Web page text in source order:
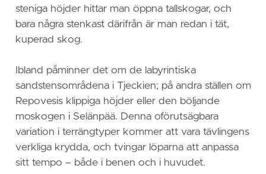
steniga höjder hittar man öppna tallskogar, och
bara några stenkast därifrån är man redan i tät,
kuperad skog.
Ibland påminner det om de labyrintiska
sandstensområdena i Tjeckien; på andra ställen om
Repovesis klippiga höjder eller den böljande
moskogen i Selänpää. Denna oförutsägbara
variation i terrängtyper kommer att vara tävlingens
verkliga krydda, och tvingar löparna att anpassa
sitt tempo – både i benen och i huvudet.